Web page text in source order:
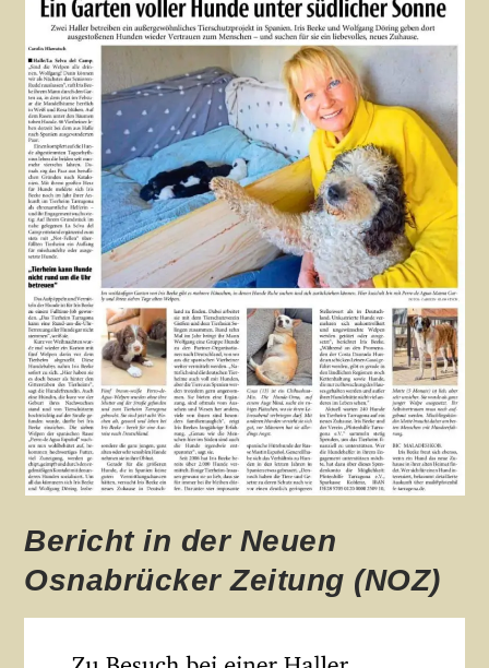
Bericht in der Neuen
Osnabrücker Zeitung (NOZ)